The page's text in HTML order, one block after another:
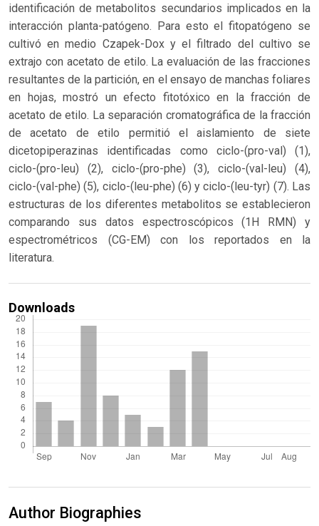
identificación de metabolitos secundarios implicados en la
interacción planta-patógeno. Para esto el fitopatógeno se
cultivó en medio Czapek-Dox y el filtrado del cultivo se
extrajo con acetato de etilo. La evaluación de las fracciones
resultantes de la partición, en el ensayo de manchas foliares
en hojas, mostró un efecto fitotóxico en la fracción de
acetato de etilo. La separación cromatográfica de la fracción
de acetato de etilo permitió el aislamiento de siete
dicetopiperazinas identificadas como ciclo-(pro-val) (1),
ciclo-(pro-leu) (2), ciclo-(pro-phe) (3), ciclo-(val-leu) (4),
ciclo-(val-phe) (5), ciclo-(leu-phe) (6) y ciclo-(leu-tyr) (7). Las
estructuras de los diferentes metabolitos se establecieron
comparando sus datos espectroscópicos (1H RMN) y
espectrométricos (CG-EM) con los reportados en la
literatura.
Downloads
Author Biographies